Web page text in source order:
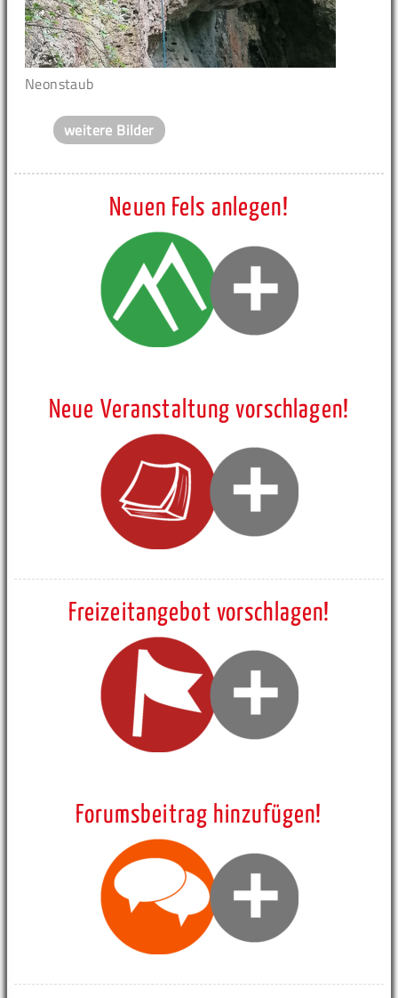
Neonstaub
weitere Bilder
Neuen Fels anlegen!
Neue Veranstaltung vorschlagen!
Freizeitangebot vorschlagen!
Forumsbeitrag hinzufügen!